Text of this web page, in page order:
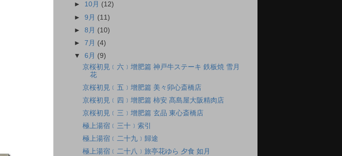
► 10月 (12)
►9月 (11)
►8月 (10)
►7月 (4)
▼6月 (9)
京桜初見﹝六﹞增肥篇 神戸牛ステーキ 鉄板焼 雪月
花
京桜初見﹝五﹞增肥篇 美々卯心斎橋店
京桜初見﹝四﹞增肥篇 柿安 髙島屋大阪精肉店
京桜初見﹝三﹞增肥篇 玄品 東心斎橋店
極上湯宿﹝三十﹞索引
極上湯宿﹝二十九﹞歸途
極上湯宿﹝二十八﹞旅亭花ゆら 夕食 如月